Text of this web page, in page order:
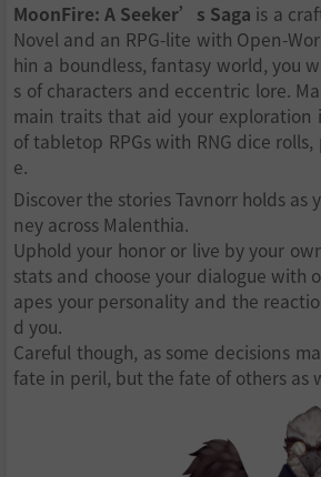
MoonFire: A Seeker’s Saga is a
Novel and an RPG-lite with Open-
hin a boundless, fantasy world, you
s of characters and eccentric lore.
main traits that aid your exploration
of tabletop RPGs with RNG dice
e.
Discover the stories Tavnorr holds as
ney across Malenthia.
Uphold your honor or live by your
stats and choose your dialogue with
apes your personality and the
d you.
Careful though, as some decisions
fate in peril, but the fate of others as